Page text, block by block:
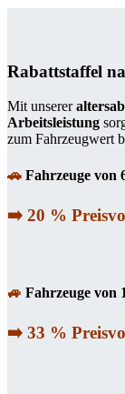
Rabattstaffel
Mit unserer
Arbeitsleistung
zum Fahrzeugwert
🚗 Fahrzeuge von
➡️ 20 %
🚙 Fahrzeuge von
➡️ 33 %